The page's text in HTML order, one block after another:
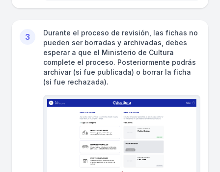
3
Durante el proceso de revisión, las fichas no
pueden ser borradas y archivadas, debes
esperar a que el Ministerio de Cultura
complete el proceso. Posteriormente podrás
archivar (si fue publicada) o borrar la ficha
(si fue rechazada).